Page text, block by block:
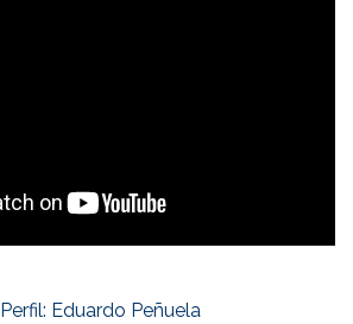
Perfil: Eduardo Peñuela